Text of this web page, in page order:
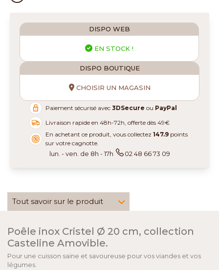
DISPO WEB
EN STOCK !
DISPO BOUTIQUE
CHOISIR UN MAGASIN
Paiement sécurisé avec3DSecure ou PayPal
Livraison rapide en 48h-72h, offerte dès 49€
En achetant ce produit, vous collectez147.9 points
sur votre cagnotte.
lun. - ven. de 8h - 17h 02 48 66 73 09
Tout savoir sur le produit
Poêle inox Cristel Ø 20 cm, collection
Casteline Amovible.
Pour une cuisson saine et savoureuse pour vos viandes et vos
légumes.